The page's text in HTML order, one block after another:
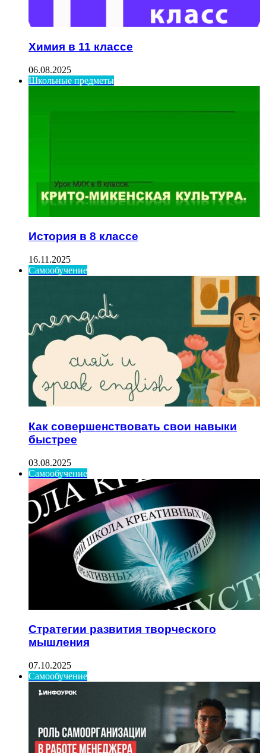
Химия в 11 классе
06.08.2025
Школьные предметы
История в 8 классе
16.11.2025
Самообучение
Как совершенствовать свои навыки
быстрее
03.08.2025
Самообучение
Стратегии развития творческого
мышления
07.10.2025
Самообучение